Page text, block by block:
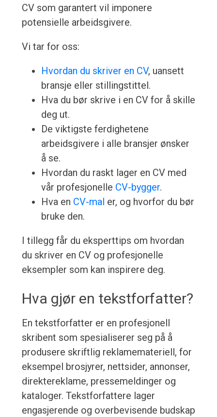
CV som garantert vil imponere
potensielle arbeidsgivere.
Vi tar for oss:
Hvordan du skriver en CV, uansett
bransje eller stillingstittel.
Hva du bør skrive i en CV for å skille
deg ut.
De viktigste ferdighetene
arbeidsgivere i alle bransjer ønsker
å se.
Hvordan du raskt lager en CV med
vår profesjonelle CV-bygger.
Hva en CV-mal er, og hvorfor du bør
bruke den.
I tillegg får du eksperttips om hvordan
du skriver en CV og profesjonelle
eksempler som kan inspirere deg.
Hva gjør en tekstforfatter?
En tekstforfatter er en profesjonell
skribent som spesialiserer seg på å
produsere skriftlig reklamemateriell, for
eksempel brosjyrer, nettsider, annonser,
direktereklame, pressemeldinger og
kataloger. Tekstforfattere lager
engasjerende og overbevisende budskap